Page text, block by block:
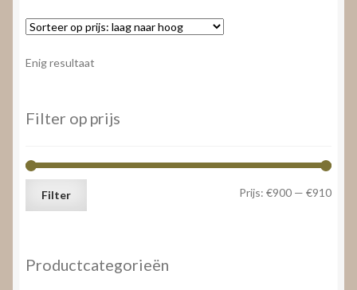
Enig resultaat
Filter op prijs
Filter Prijs: €900 €910
Productcategorieën